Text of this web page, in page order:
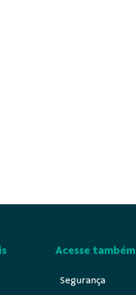
Acesse também
Segurança